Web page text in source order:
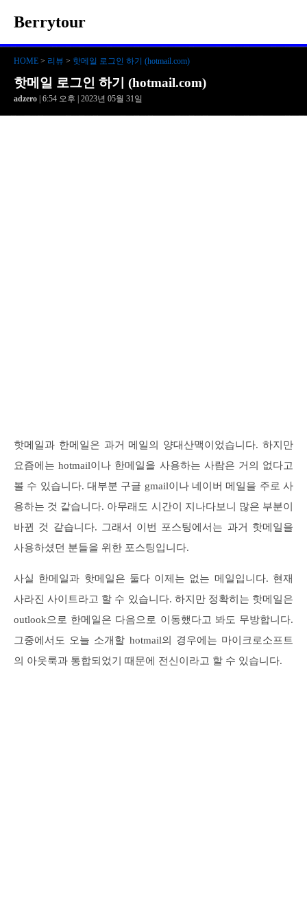
Berrytour
HOME > 리뷰 > 핫메일 로그인 하기 (hotmail.com)
핫메일 로그인 하기 (hotmail.com)
adzero | 6:54 오후 | 2023년 05월 31일
핫메일과 한메일은 과거 메일의 양대산맥이었습니다. 하지만
요즘에는 hotmail이나 한메일을 사용하는 사람은 거의 없다고
볼 수 있습니다. 대부분 구글 gmail이나 네이버 메일을 주로 사
용하는 것 같습니다. 아무래도 시간이 지나다보니 많은 부분이
바뀐 것 같습니다. 그래서 이번 포스팅에서는 과거 핫메일을
사용하셨던 분들을 위한 포스팅입니다.
사실 한메일과 핫메일은 둘다 이제는 없는 메일입니다. 현재
사라진 사이트라고 할 수 있습니다. 하지만 정확히는 핫메일은
outlook으로 한메일은 다음으로 이동했다고 봐도 무방합니다.
그중에서도 오늘 소개할 hotmail의 경우에는 마이크로소프트
의 아웃룩과 통합되었기 때문에 전신이라고 할 수 있습니다.